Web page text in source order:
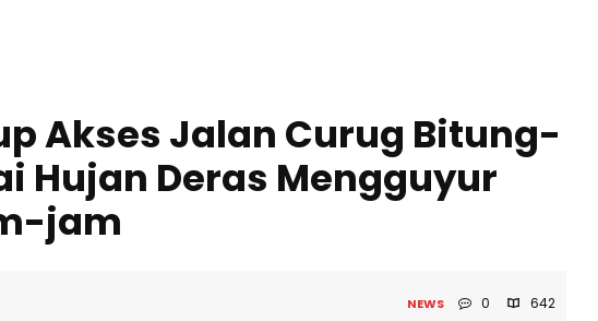
Akses Jalan Curug Bitung-
Hujan Deras Mengguyur
jam
NEWS 0 642